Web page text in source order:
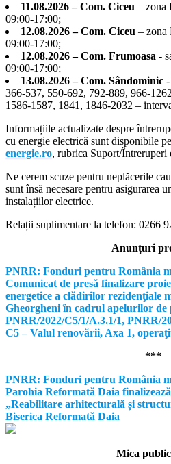
11.08.2026 – Com. Ciceu – zona
09:00-17:00;
12.08.2026 – Com. Ciceu – zona
09:00-17:00;
12.08.2026 – Com. Frumoasa -
09:00-17:00;
13.08.2026 – Com. Sândominic
366-537, 550-692, 792-889, 966-
1586-1587, 1841, 1846-2032 –
Informațiile actualizate despre
cu energie electrică sunt disponibile
energie.ro, rubrica Suport/Întreruperi
Ne cerem scuze pentru neplăcerile
sunt însă necesare pentru asigurarea
instalațiilor electrice.
Relații suplimentare la telefon: 0266
Anunțuri
PNRR: Fonduri pentru România
Comunicat de presă finalizare
energetice a clădirilor rezidenţiale
Gheorgheni în cadrul apelurilor de
PNRR/2022/C5/1/A.3.1/1, PNRR/
C5 – Valul renovării, Axa 1,
***
PNRR: Fonduri pentru România
Parohia Reformată Daia
„Reabilitare arhitecturală și
Biserica Reformată Daia
Mica